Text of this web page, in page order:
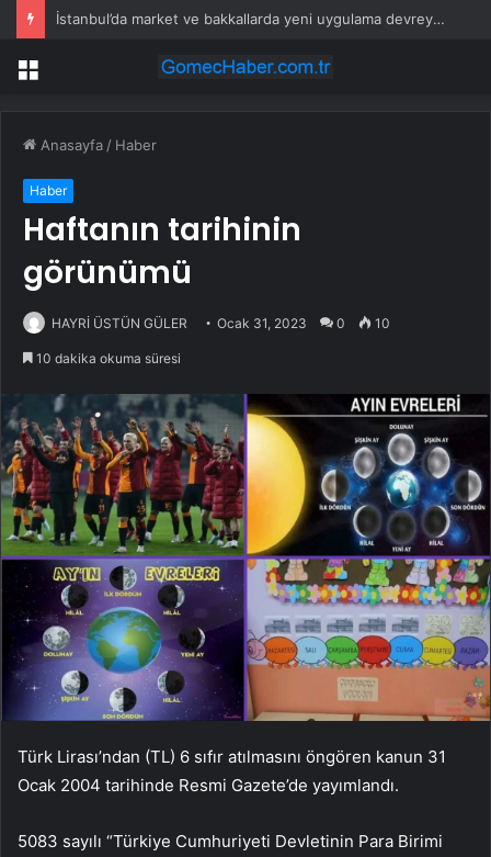
İstanbul’da market ve bakkallarda yeni uygulama devreye girdi
Menü
Anasayfa / Haber
Haber
Haftanın tarihinin
görünümü
HAYRİ ÜSTÜN GÜLER Ocak 31, 2023 0 10
10 dakika okuma süresi
Türk Lirası’ndan (TL) 6 sıfır atılmasını öngören kanun 31
Ocak 2004 tarihinde Resmi Gazete’de yayımlandı.
5083 sayılı “Türkiye Cumhuriyeti Devletinin Para Birimi